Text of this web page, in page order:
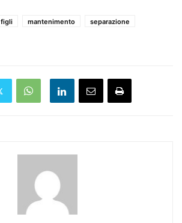
figli mantenimento
separazione